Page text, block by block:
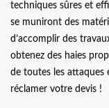
techniques sûres et
se muniront des
d’accomplir des
obtenez des haies
de toutes les attaques
réclamer votre devis !